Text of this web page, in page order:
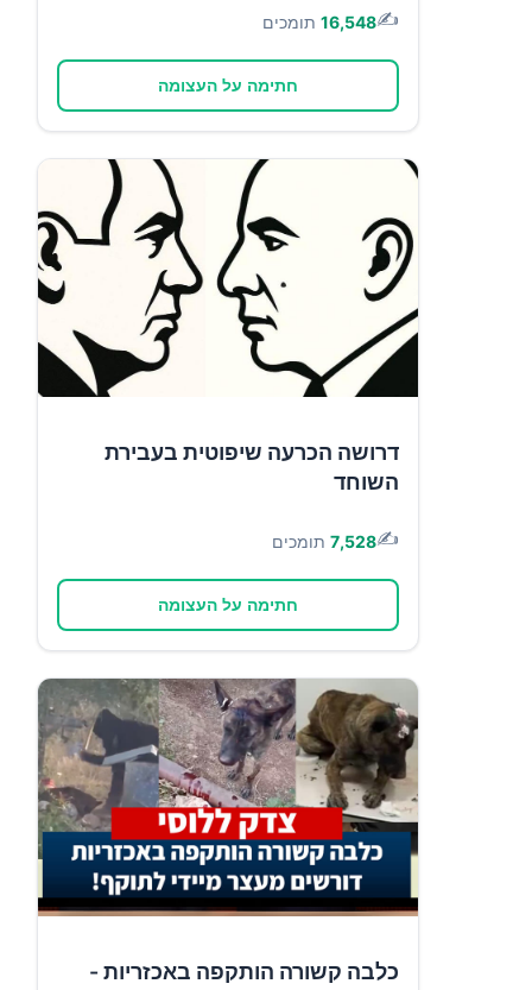
✍️
16,548 תומכים
חתימה על העצומה
דרושה הכרעה שיפוטית בעבירת
השוחד
✍️
7,528 תומכים
חתימה על העצומה
כלבה קשורה הותקפה באכזריות -